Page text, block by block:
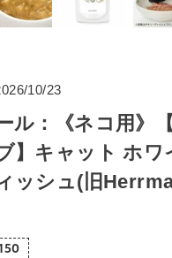
10/23
ル：《ネコ用》
】キャット ホワ
ッシュ(旧